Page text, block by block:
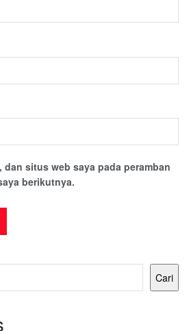
dan situs web saya pada peramban
berikutnya.
Cari